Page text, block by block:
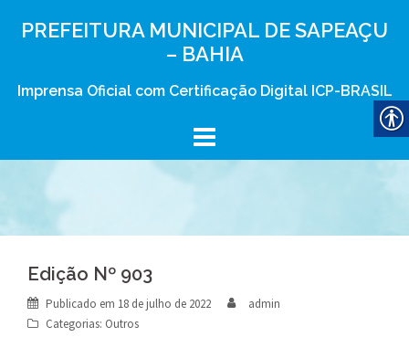
PREFEITURA MUNICIPAL DE SAPEAÇU
– BAHIA
Imprensa Oficial com Certificação Digital ICP-BRASIL
Edição Nº 903
Publicado em 18 de julho de 2022
admin
Categorias: Outros